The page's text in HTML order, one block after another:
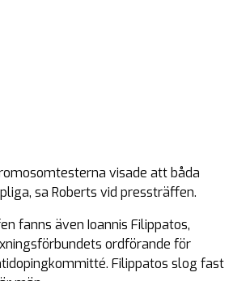
visade att båda
sa Roberts vid pressträffen.
fanns även Ioannis Filippatos,
ordförande för
Filippatos slog fast